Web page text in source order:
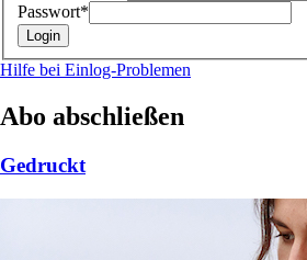
Passwort*
Hilfe bei Einlog-Problemen
Abo abschließen
Gedruckt